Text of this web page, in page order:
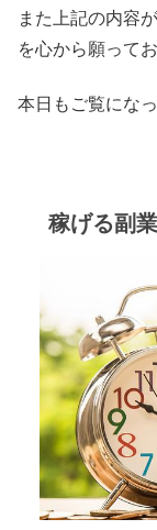
また上記の内容
を心から願ってお
本日もご覧にな
稼げる副業